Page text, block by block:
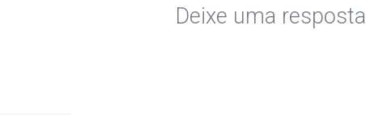
Deixe uma resposta